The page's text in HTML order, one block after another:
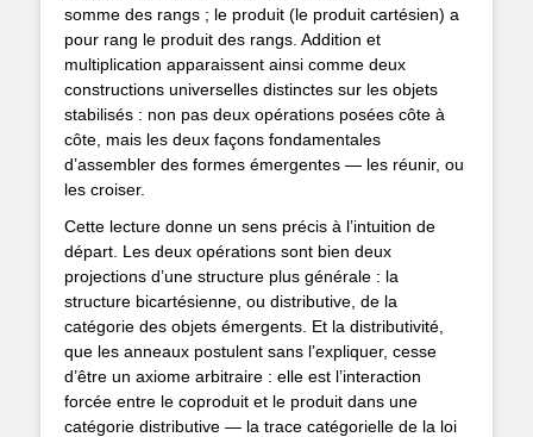
somme des rangs ; le produit (le produit cartésien) a
pour rang le produit des rangs. Addition et
multiplication apparaissent ainsi comme deux
constructions universelles distinctes sur les objets
stabilisés : non pas deux opérations posées côte à
côte, mais les deux façons fondamentales
d’assembler des formes émergentes — les réunir, ou
les croiser.
Cette lecture donne un sens précis à l’intuition de
départ. Les deux opérations sont bien deux
projections d’une structure plus générale : la
structure bicartésienne, ou distributive, de la
catégorie des objets émergents. Et la distributivité,
que les anneaux postulent sans l’expliquer, cesse
d’être un axiome arbitraire : elle est l’interaction
forcée entre le coproduit et le produit dans une
catégorie distributive — la trace catégorielle de la loi